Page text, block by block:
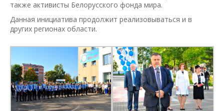
также активисты Белорусского фонда мира.
Данная инициатива продолжит реализовываться и в
других регионах области.